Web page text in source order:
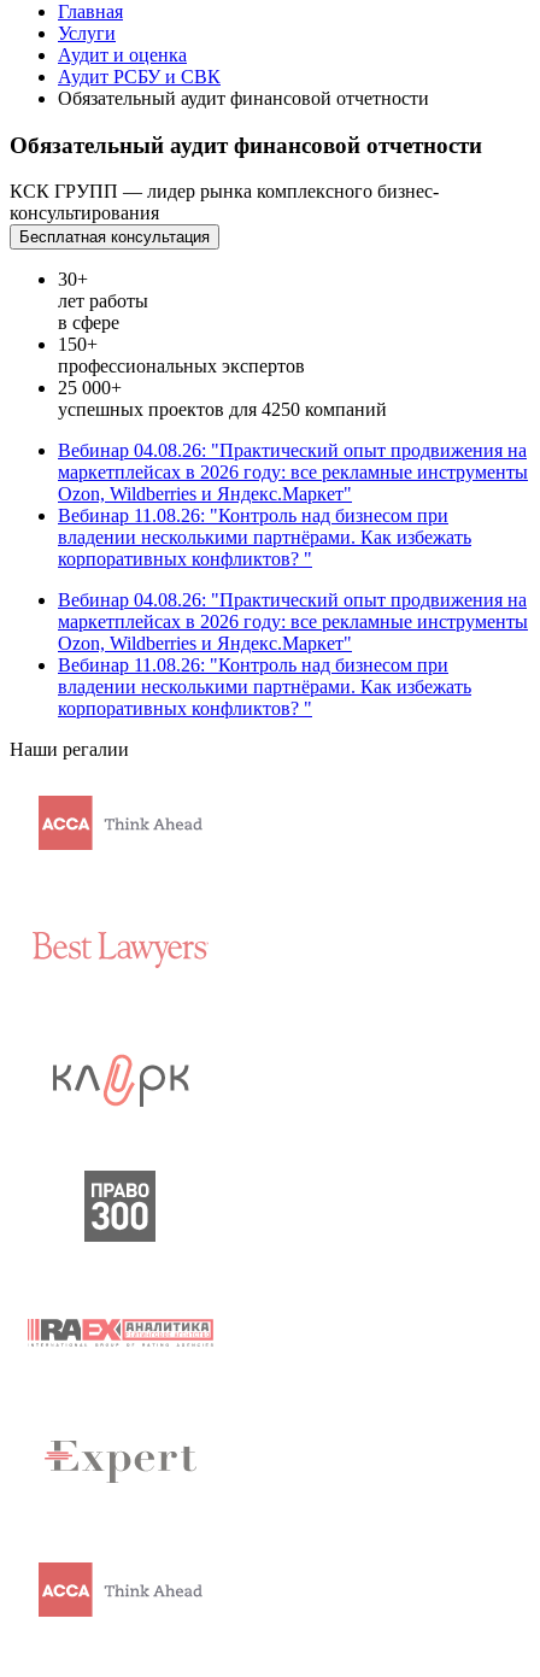
Главная
Услуги
Аудит и оценка
Аудит РСБУ и СВК
Обязательный аудит финансовой отчетности
Обязательный аудит финансовой отчетности
КСК ГРУПП — лидер рынка комплексного бизнес-
консультирования
Бесплатная консультация
30+
лет работы
в сфере
150+
профессиональных экспертов
25 000+
успешных проектов для 4250 компаний
Вебинар 04.08.26: "Практический опыт продвижения на
маркетплейсах в 2026 году: все рекламные инструменты
Ozon, Wildberries и Яндекс.Маркет"
Вебинар 11.08.26: "Контроль над бизнесом при
владении несколькими партнёрами. Как избежать
корпоративных конфликтов? "
Вебинар 04.08.26: "Практический опыт продвижения на
маркетплейсах в 2026 году: все рекламные инструменты
Ozon, Wildberries и Яндекс.Маркет"
Вебинар 11.08.26: "Контроль над бизнесом при
владении несколькими партнёрами. Как избежать
корпоративных конфликтов? "
Наши регалии